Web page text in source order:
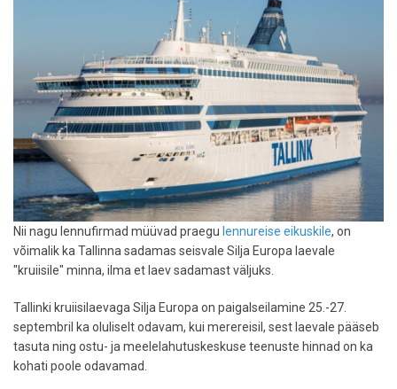
kohale
Nii nagu lennufirmad müüvad praegu lennureise eikuskile, on
võimalik ka Tallinna sadamas seisvale Silja Europa laevale
"kruiisile" minna, ilma et laev sadamast väljuks.
Tallinki kruiisilaevaga Silja Europa on paigalseilamine 25.-27.
septembril ka oluliselt odavam, kui merereisil, sest laevale pääseb
tasuta ning ostu- ja meelelahutuskeskuse teenuste hinnad on ka
kohati poole odavamad.